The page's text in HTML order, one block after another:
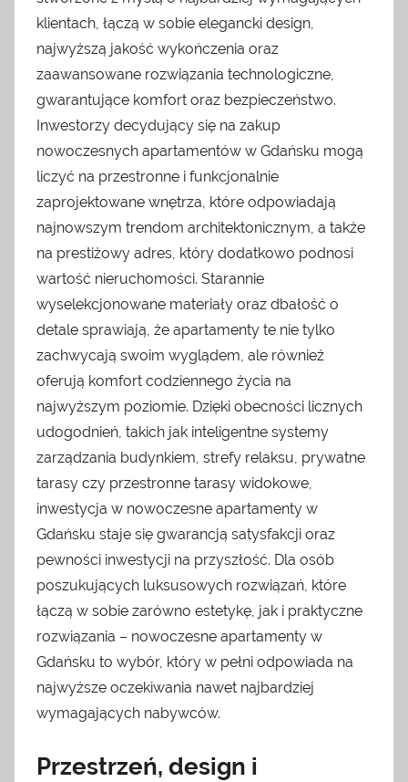
klientach, łączą w sobie elegancki design,
najwyższą jakość wykończenia oraz
zaawansowane rozwiązania technologiczne,
gwarantujące komfort oraz bezpieczeństwo.
Inwestorzy decydujący się na zakup
nowoczesnych apartamentów w Gdańsku mogą
liczyć na przestronne i funkcjonalnie
zaprojektowane wnętrza, które odpowiadają
najnowszym trendom architektonicznym, a także
na prestiżowy adres, który dodatkowo podnosi
wartość nieruchomości. Starannie
wyselekcjonowane materiały oraz dbałość o
detale sprawiają, że apartamenty te nie tylko
zachwycają swoim wyglądem, ale również
oferują komfort codziennego życia na
najwyższym poziomie. Dzięki obecności licznych
udogodnień, takich jak inteligentne systemy
zarządzania budynkiem, strefy relaksu, prywatne
tarasy czy przestronne tarasy widokowe,
inwestycja w nowoczesne apartamenty w
Gdańsku staje się gwarancją satysfakcji oraz
pewności inwestycji na przyszłość. Dla osób
poszukujących luksusowych rozwiązań, które
łączą w sobie zarówno estetykę, jak i praktyczne
rozwiązania – nowoczesne apartamenty w
Gdańsku to wybór, który w pełni odpowiada na
najwyższe oczekiwania nawet najbardziej
wymagających nabywców.
Przestrzeń, design i